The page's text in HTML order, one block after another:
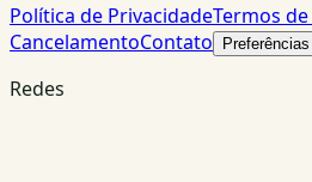
Política de PrivacidadeTermos
CancelamentoContato
Redes